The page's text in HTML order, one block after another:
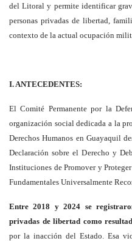
del Litoral y permite identificar
personas privadas de libertad,
contexto de la actual ocupación
I. ANTECEDENTES:
El Comité Permanente por la
organización social dedicada a la
Derechos Humanos en Guayaquil
Declaración sobre el Derecho y
Instituciones de Promover y
Fundamentales Universalmente
Entre 2018 y 2024 se
privadas de libertad como
por la inacción del Estado. Esa